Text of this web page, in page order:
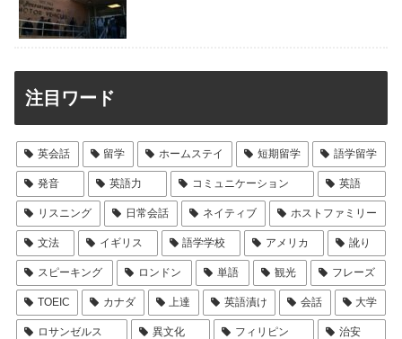
注目ワード
英会話 留学 ホームステイ 短期留学 語学留学
発音 英語力 コミュニケーション 英語
リスニング 日常会話 ネイティブ ホストファミリー
文法 イギリス 語学学校 アメリカ 訛り
スピーキング ロンドン 単語 観光 フレーズ
TOEIC カナダ 上達 英語漬け 会話 大学
ロサンゼルス 異文化 フィリピン 治安